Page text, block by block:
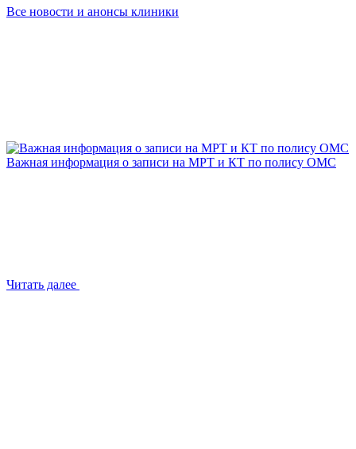
Все новости и анонсы клиники
Важная информация о записи на МРТ и КТ по полису ОМС
Читать далее